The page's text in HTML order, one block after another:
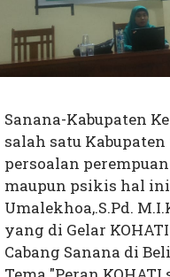
Sanana-Kabupaten
salah satu
persoalan
maupun psikis hal
Umalekhoa,.S.Pd.
yang di Gelar
Cabang Sanana di